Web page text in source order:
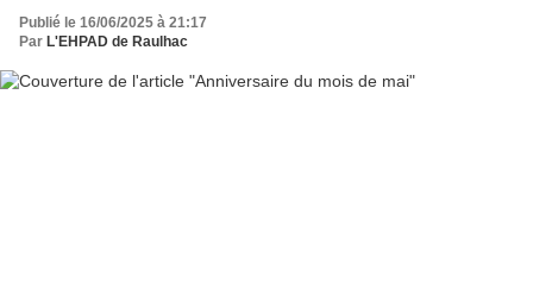
Publié le 16/06/2025 à 21:17
Par L'EHPAD de Raulhac